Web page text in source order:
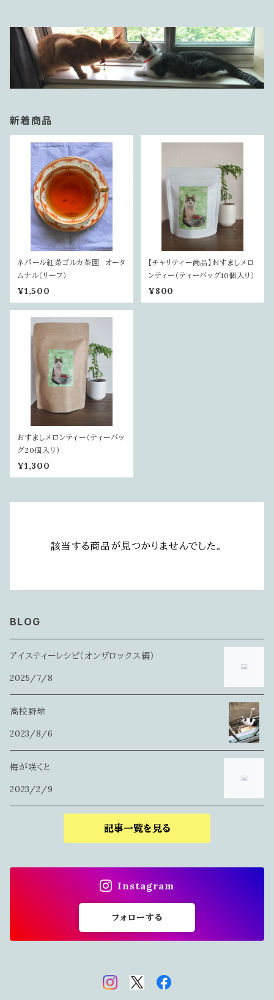
新着商品
ネパール紅茶ゴルカ茶園 オータ
ムナル（リーフ）
¥1,500
【チャリティー商品】おすましメロ
ンティー（ティーバッグ10個入り）
¥800
おすましメロンティー（ティーバッ
グ20個入り）
¥1,300
該当する商品が見つかりませんでした。
BLOG
アイスティーレシピ（オンザロックス編）
2025/7/8
高校野球
2023/8/6
梅が咲くと
2023/2/9
記事一覧を見る
Instagram
フォローする